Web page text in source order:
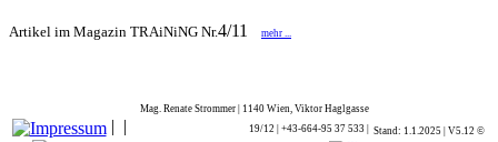
Artikel im Magazin TRAiNiNG Nr.4/11 mehr ...
| |
Mag. Renate Strommer | 1140 Wien, Viktor Haglgasse
19/12 | +43-664-95 37 533 |
Stand: 1.1.2025 | V5.12 ©